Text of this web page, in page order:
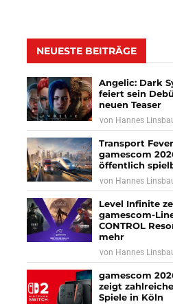
NEUESTE BEITRÄGE
Angelic: Dark
feiert sein
neuen Teaser
von Hannes
Transport
gamescom
öffentlich
von Hannes
Level Infinite
gamescom-
CONTROL
mehr
von Hannes
gamescom
zeigt
Spiele in Köln